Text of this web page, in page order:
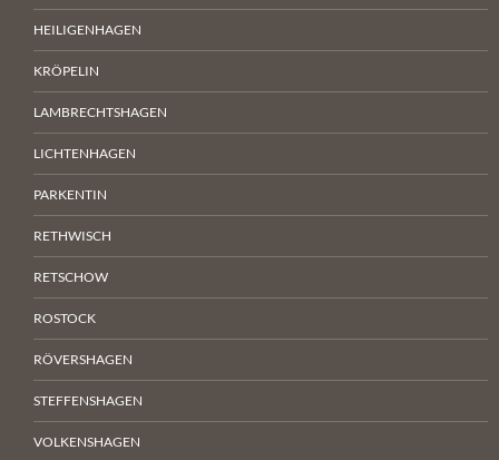
HEILIGENHAGEN
KRÖPELIN
LAMBRECHTSHAGEN
LICHTENHAGEN
PARKENTIN
RETHWISCH
RETSCHOW
ROSTOCK
RÖVERSHAGEN
STEFFENSHAGEN
VOLKENSHAGEN